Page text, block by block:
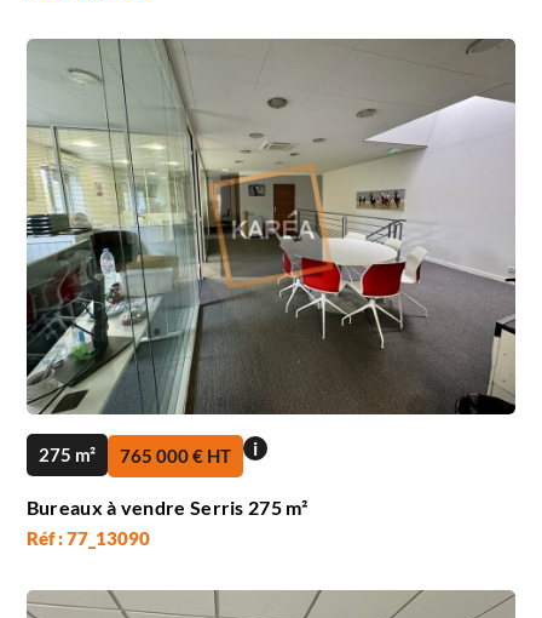
275 m² 765 000 € HT i
Bureaux à vendre Serris 275 m²
Réf : 77_13090